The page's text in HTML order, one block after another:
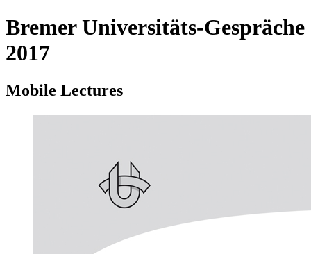
Bremer Universitäts-Gespräche
2017
Mobile Lectures